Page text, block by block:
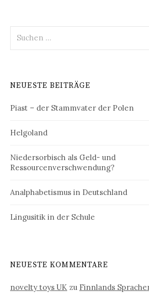
nach:
NEUESTE BEITRÄGE
Piast – der Stammvater der Polen
Helgoland
Niedersorbisch als Geld- und
Ressourcenverschwendung?
Analphabetismus in Deutschland
Lingusitik in der Schule
NEUESTE KOMMENTARE
novelty toys UK zu Finnlands